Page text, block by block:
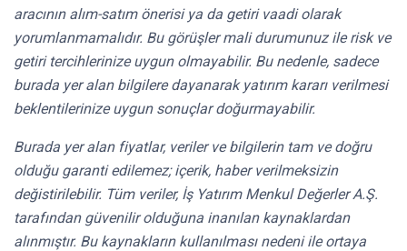
aracının alım-satım önerisi ya da getiri vaadi olarak
yorumlanmamalıdır. Bu görüşler mali durumunuz ile risk ve
getiri tercihlerinize uygun olmayabilir. Bu nedenle, sadece
burada yer alan bilgilere dayanarak yatırım kararı verilmesi
beklentilerinize uygun sonuçlar doğurmayabilir.
Burada yer alan fiyatlar, veriler ve bilgilerin tam ve doğru
olduğu garanti edilemez; içerik, haber verilmeksizin
değistirilebilir. Tüm veriler, İş Yatırım Menkul Değerler A.Ş.
tarafından güvenilir olduğuna inanılan kaynaklardan
alınmıştır. Bu kaynakların kullanılması nedeni ile ortaya